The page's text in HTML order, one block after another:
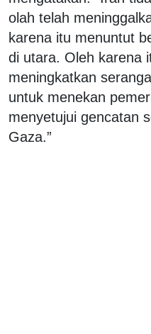
olah telah
karena itu menuntut
di utara. Oleh karena
meningkatkan
untuk menekan
menyetujui gencatan
Gaza.”